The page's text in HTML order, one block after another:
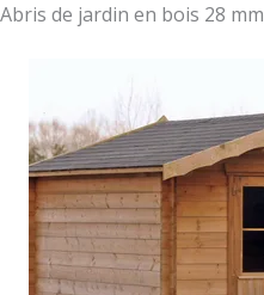
Abris de jardin en bois 28 mm